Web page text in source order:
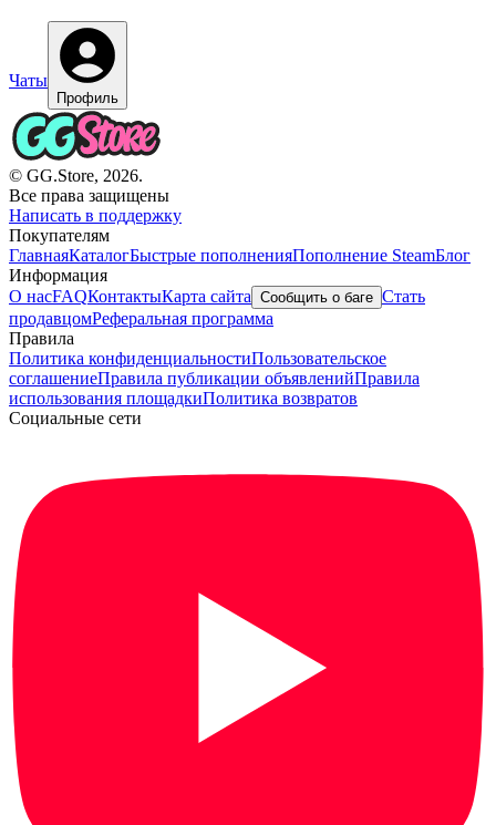
Чаты
Профиль
© GG.Store, 2026.
Все права защищены
Написать в поддержку
Покупателям
ГлавнаяКаталогБыстрые пополненияПополнение SteamБлог
Информация
О насFAQКонтактыКарта сайта Сообщить о баге Стать
продавцомРеферальная программа
Правила
Политика конфиденциальностиПользовательское
соглашениеПравила публикации объявленийПравила
использования площадкиПолитика возвратов
Социальные сети